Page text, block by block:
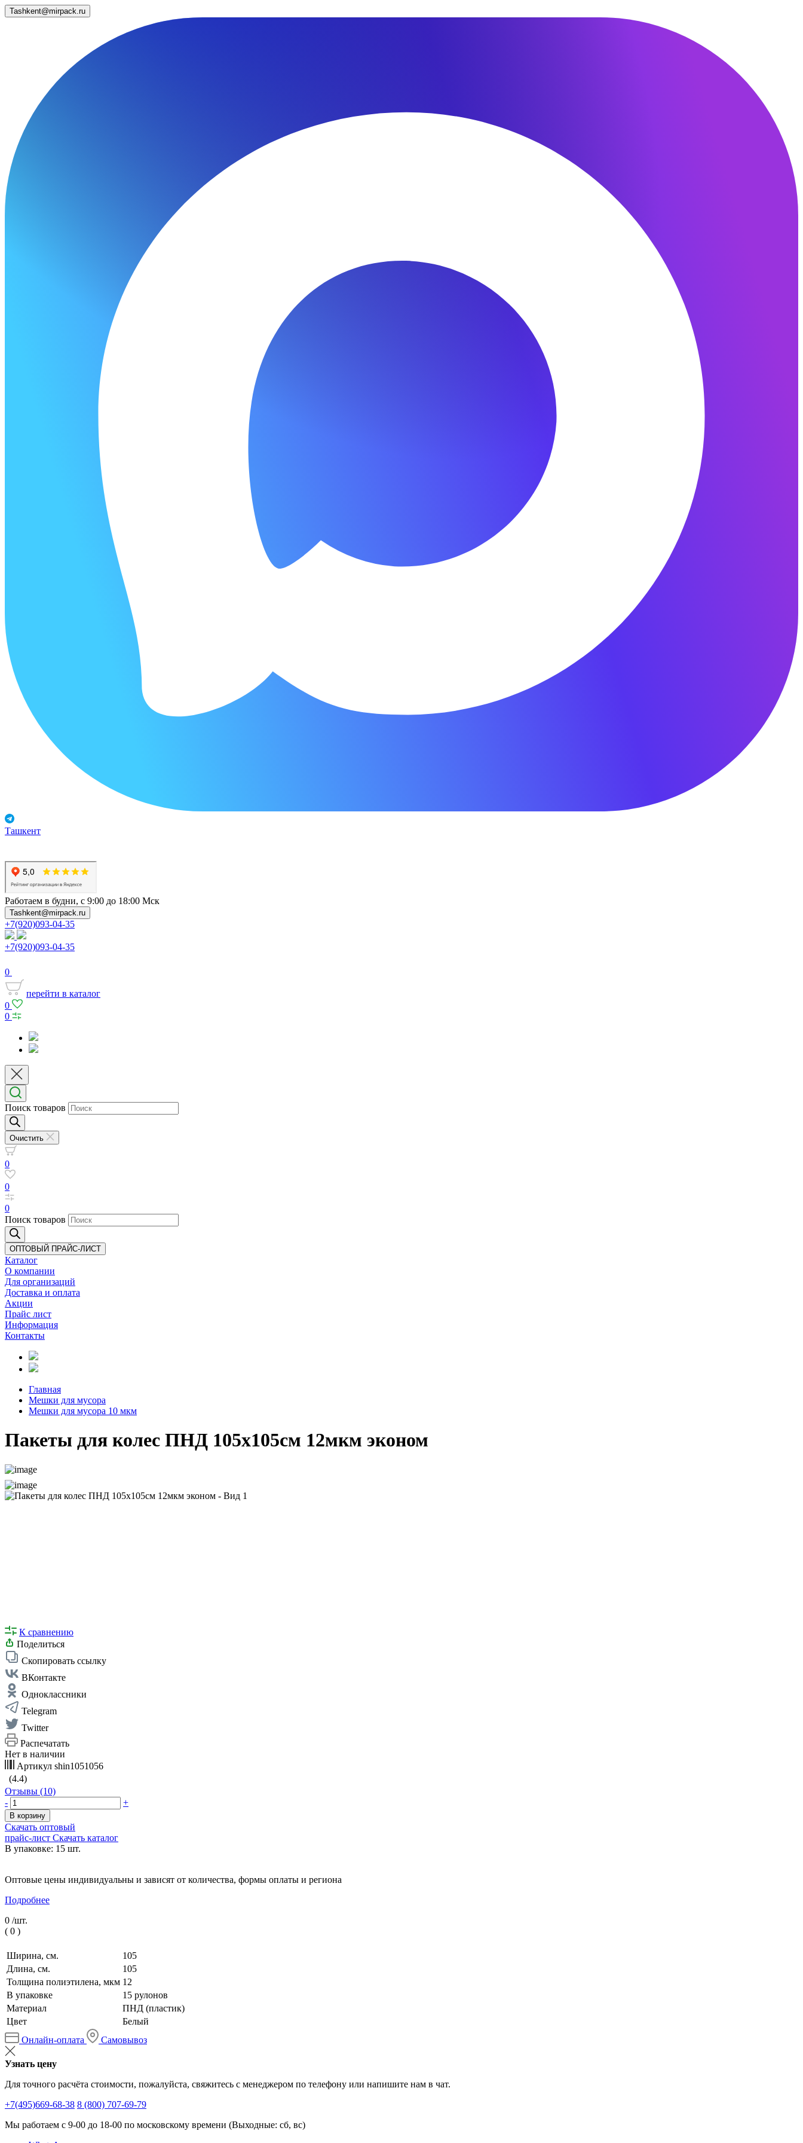
Tashkent@mirpack.ru
Ташкент
Работаем в будни, с 9:00 до 18:00 Мск
Tashkent@mirpack.ru
+7(920)093-04-35
+7(920)093-04-35
0
перейти в каталог
0
0
Поиск товаров
Очистить
0
0
0
Поиск товаров
ОПТОВЫЙ ПРАЙС-ЛИСТ
Каталог
О компании
Для организаций
Доставка и оплата
Акции
Прайс лист
Информация
Контакты
Главная
Мешки для мусора
Мешки для мусора 10 мкм
Пакеты для колес ПНД 105х105см 12мкм эконом
К сравнению
Поделиться
Скопировать ссылку
ВКонтакте
Одноклассники
Telegram
Twitter
Распечатать
Нет в наличии
Артикул shin1051056
(4.4)
Отзывы (10)
-
+
В корзину
Скачать оптовый
прайс-лист Скачать каталог
В упаковке: 15 шт.
Оптовые цены индивидуальны и зависят от количества, формы оплаты и региона
Подробнее
0 /шт.
( 0 )
Ширина, см.
105
Длина, см.
105
Толщина полиэтилена, мкм 12
В упаковке
15 рулонов
Материал
ПНД (пластик)
Цвет
Белый
Онлайн-оплата
Самовывоз
Узнать цену
Для точного расчёта стоимости, пожалуйста, свяжитесь с менеджером по телефону или напишите нам в чат.
+7(495)669-68-38 8 (800) 707-69-79
Мы работаем с 9-00 до 18-00 по московскому времени (Выходные: сб, вс)